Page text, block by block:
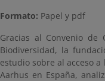
Formato: Papel y pdf
Gracias al Convenio de
Biodiversidad, la
estudio sobre al acceso
Aarhus en España,